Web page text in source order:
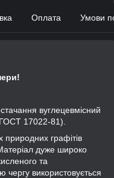
Оплата Умови
вуглецевмісний
ГОСТ 17022-81).
графітів
дуже широко
та
чергу використовується